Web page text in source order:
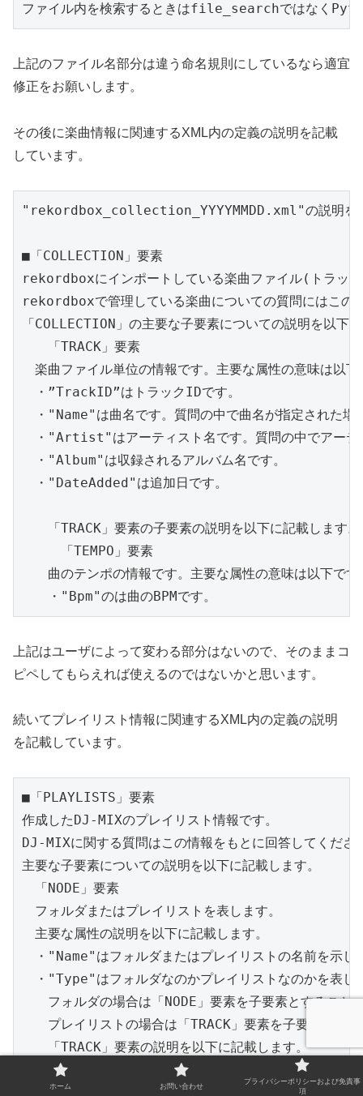
ファイル内を検索するときはfile_searchではなく
上記のファイル名部分は違う命名規則にしているなら適宜
修正をお願いします。
その後に楽曲情報に関連するXML内の定義の説明を記載
しています。
"rekordbox_collection_YYYYMMDD.xml"の説明を
■「COLLECTION」要素
rekordboxにインポートしている楽曲ファイル(トラッ
rekordboxで管理している楽曲についての質問にはこの
「COLLECTION」の主要な子要素についての説明を以下
「TRACK」要素
楽曲ファイル単位の情報です。主要な属性の意味は以下
・”TrackID”はトラックIDです。
・"Name"は曲名です。質問の中で曲名が指定された場
・"Artist"はアーティスト名です。質問の中でアーテ
・"Album"は収録されるアルバム名です。
・"DateAdded"は追加日です。
「TRACK」要素の子要素の説明を以下に記載します。
「TEMPO」要素
曲のテンポの情報です。主要な属性の意味は以下です
・"Bpm"のは曲のBPMです。
上記はユーザによって変わる部分はないので、そのままコ
ピペしてもらえれば使えるのではないかと思います。
続いてプレイリスト情報に関連するXML内の定義の説明
を記載しています。
■「PLAYLISTS」要素
作成したDJ-MIXのプレイリスト情報です。
DJ-MIXに関する質問はこの情報をもとに回答してくださ
主要な子要素についての説明を以下に記載します。
「NODE」要素
フォルダまたはプレイリストを表します。
主要な属性の説明を以下に記載します。
・"Name"はフォルダまたはプレイリストの名前を示し
・"Type"はフォルダなのかプレイリストなのかを表
フォルダの場合は「NODE」要素を子要素とすること
プレイリストの場合は「TRACK」要素を子要素とする
「TRACK」要素の説明を以下に記載します。
「TRACK」要素はプレイリストに登録した楽曲を示
「Key」属性はその楽曲のトラックIDで、「
ホーム お問い合わせ
プライバシーポリシーおよび免責事
項